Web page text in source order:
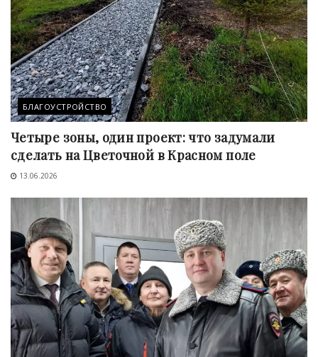
БЛАГОУСТРОЙСТВО
Четыре зоны, один проект: что задумали
сделать на Цветочной в Красном поле
13.06.2026